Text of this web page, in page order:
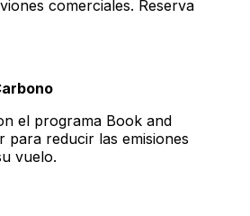
comerciales. Reserva
el programa Book and
para reducir las emisiones
vuelo.